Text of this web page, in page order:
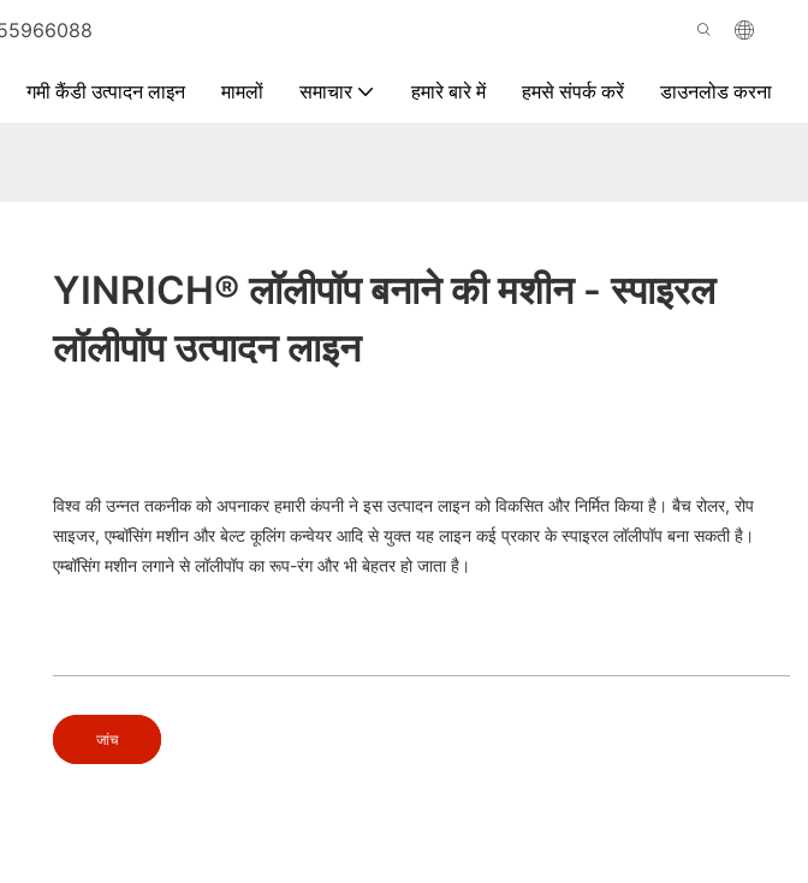
गमी कैंडी उत्पादन लाइन मामलों समाचार हमारे बारे में हमसे संपर्क करें डाउनलोड करना
YINRICH® लॉलीपॉप बनाने की मशीन - स्पाइरल
लॉलीपॉप उत्पादन लाइन
विश्व की उन्नत तकनीक को अपनाकर हमारी कंपनी ने इस उत्पादन लाइन को विकसित और निर्मित किया है। बैच रोलर, रोप
साइजर, एम्बॉसिंग मशीन और बेल्ट कूलिंग कन्वेयर आदि से युक्त यह लाइन कई प्रकार के स्पाइरल लॉलीपॉप बना सकती है।
एम्बॉसिंग मशीन लगाने से लॉलीपॉप का रूप-रंग और भी बेहतर हो जाता है।
जांच